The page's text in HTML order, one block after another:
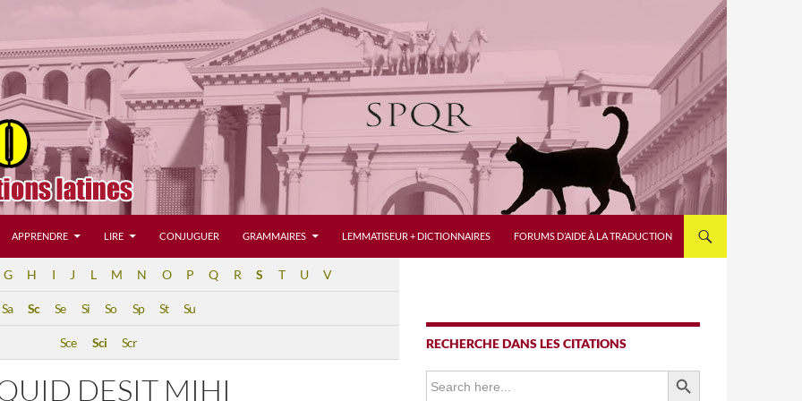
APPRENDRE LIRE CONJUGUER GRAMMAIRES LEMMATISEUR + DICTIONNAIRES FORUMS D’AIDE À LA TRADUCTION
G H I J L M N O P Q R S T U V
Sa Sc Se Si So Sp St Su
Sce Sci Scr
DESIT MIHI
RECHERCHE DANS LES CITATIONS
Search
for:
SEARCH BUTTON